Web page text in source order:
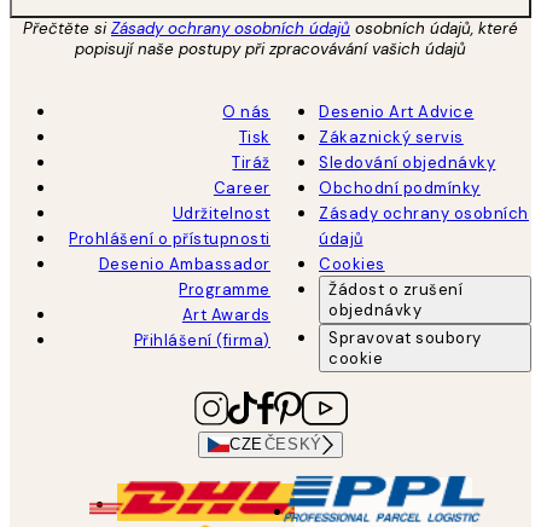
Přečtěte siZásady ochrany osobních údajů osobních údajů, které
popisují naše postupy při zpracovávání vašich údajů
O nás
Tisk
Tiráž
Career
Udržitelnost
Prohlášení o přístupnosti
Desenio Ambassador
Programme
Art Awards
Přihlášení (firma)
Desenio Art Advice
Zákaznický servis
Sledování objednávky
Obchodní podmínky
Zásady ochrany osobních
údajů
Cookies
Žádost o zrušení
objednávky
Spravovat soubory
cookie
CZEČESKÝ